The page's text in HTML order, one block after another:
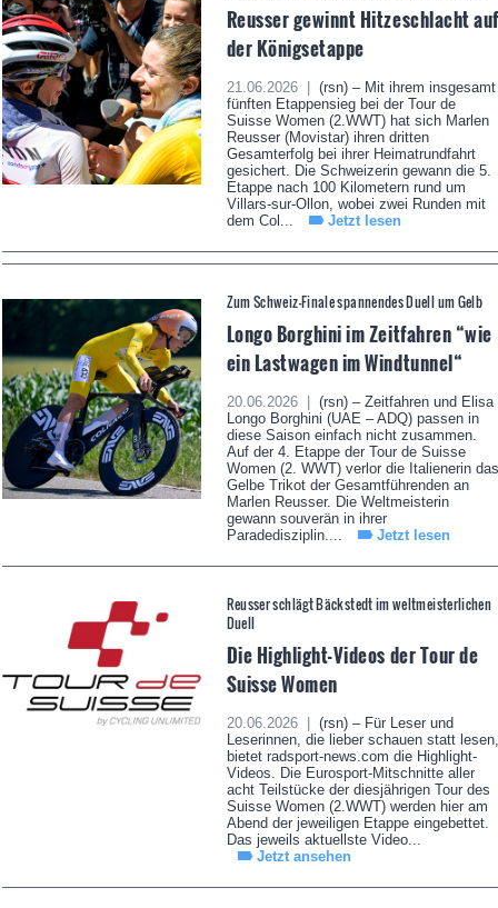
Reusser gewinnt Hitzeschlacht auf
der Königsetappe
21.06.2026 |
(rsn) – Mit ihrem insgesamt
fünften Etappensieg bei der Tour de
Suisse Women (2.WWT) hat sich Marlen
Reusser (Movistar) ihren dritten
Gesamterfolg bei ihrer Heimatrundfahrt
gesichert. Die Schweizerin gewann die 5.
Etappe nach 100 Kilometern rund um
Villars-sur-Ollon, wobei zwei Runden mit
dem Col...
Jetzt lesen
Zum Schweiz-Finale spannendes Duell um Gelb
Longo Borghini im Zeitfahren “wie
ein Lastwagen im Windtunnel“
20.06.2026 |
(rsn) – Zeitfahren und Elisa
Longo Borghini (UAE – ADQ) passen in
diese Saison einfach nicht zusammen.
Auf der 4. Etappe der Tour de Suisse
Women (2. WWT) verlor die Italienerin das
Gelbe Trikot der Gesamtführenden an
Marlen Reusser. Die Weltmeisterin
gewann souverän in ihrer
Paradedisziplin....
Jetzt lesen
Reusser schlägt Bäckstedt im weltmeisterlichen
Duell
Die Highlight-Videos der Tour de
Suisse Women
20.06.2026 |
(rsn) – Für Leser und
Leserinnen, die lieber schauen statt lesen,
bietet radsport-news.com die Highlight-
Videos. Die Eurosport-Mitschnitte aller
acht Teilstücke der diesjährigen Tour des
Suisse Women (2.WWT) werden hier am
Abend der jeweiligen Etappe eingebettet.
Das jeweils aktuellste Video...
Jetzt ansehen